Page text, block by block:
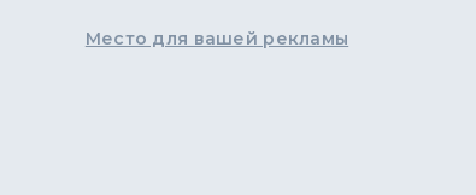
Место для вашей рекламы